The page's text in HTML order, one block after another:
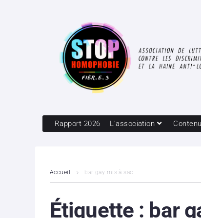
Rapport 2026 L’association
Accueil bar gay mis à sac
Étiquette : bar